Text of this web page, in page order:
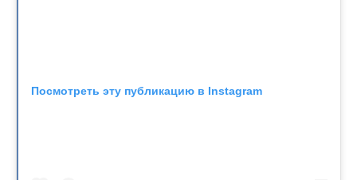
Посмотреть эту публикацию в Instagram